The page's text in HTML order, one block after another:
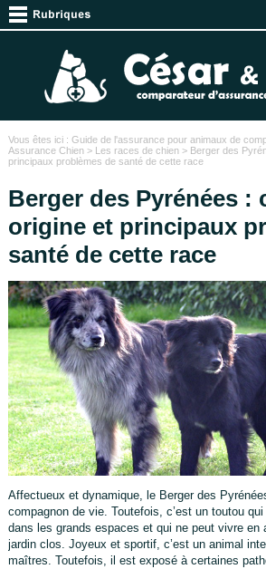
Vous êtes ici : Guide de l'assurance pour animaux de
Assurance Chien> Les races de chien> Berger des
principaux problèmes de santé de cette race
Berger des Pyrénées :
origine et principaux
santé de cette race
Affectueux et dynamique, le Berger des
compagnon de vie. Toutefois, c’est un toutou
dans les grands espaces et qui ne peut vivre en
jardin clos. Joyeux et sportif, c’est un animal
maîtres. Toutefois, il est exposé à certaines